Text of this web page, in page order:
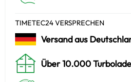
TIMETEC24 VERSPRECHEN
Versand aus
Über 10.000